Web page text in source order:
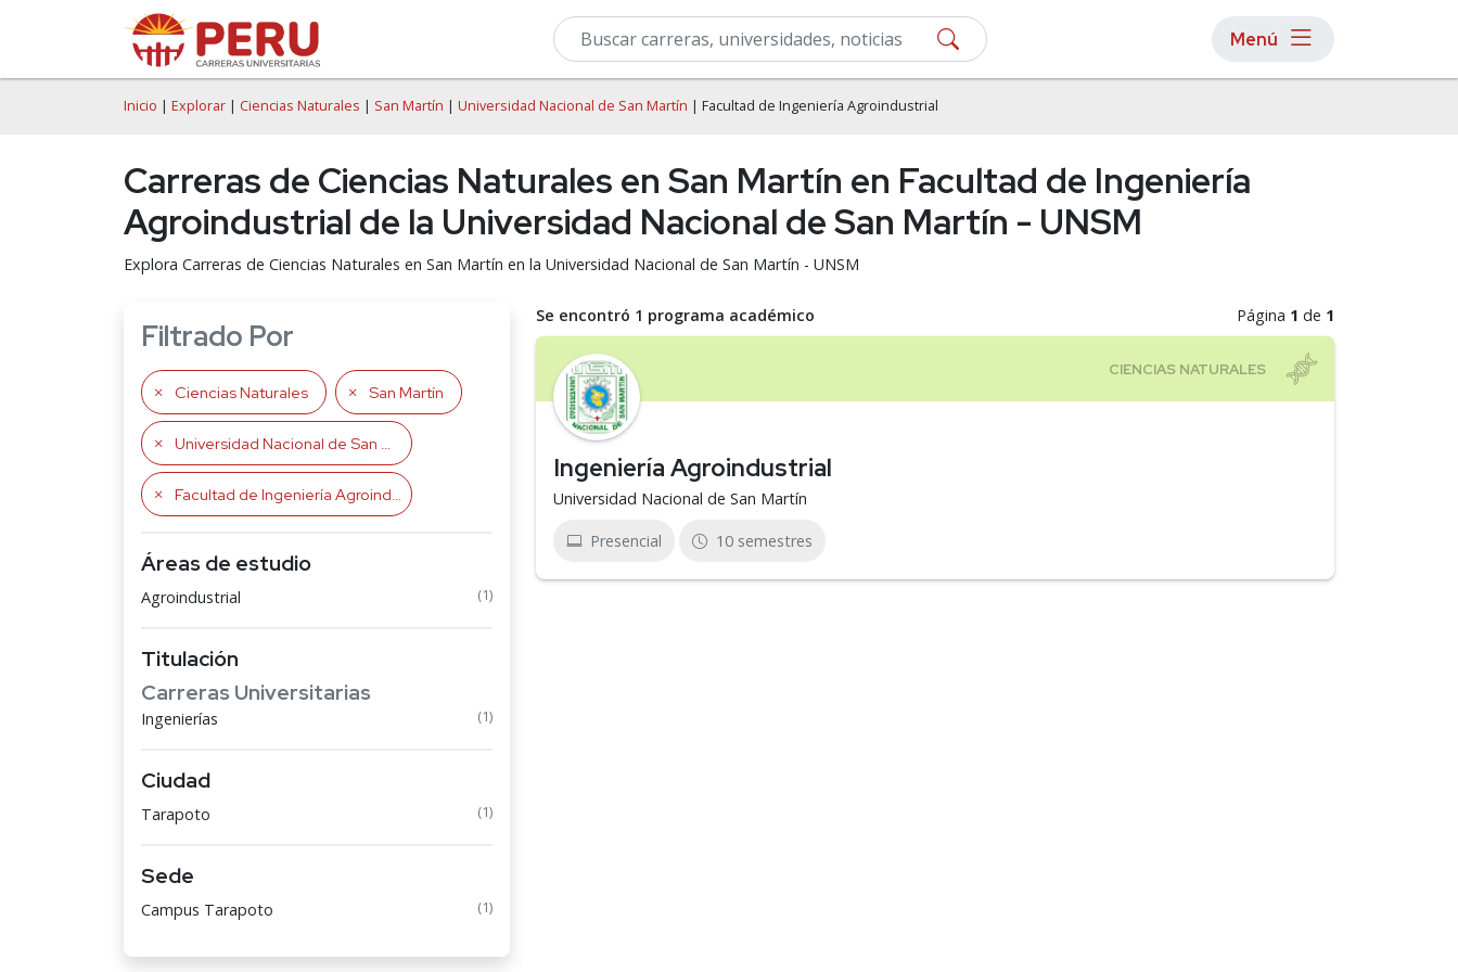
Menú
Inicio | Explorar | Ciencias Naturales | San Martín | Universidad Nacional de San Martín | Facultad de Ingeniería Agroindustrial
Carreras de Ciencias Naturales en San Martín en Facultad de Ingeniería
Agroindustrial de la Universidad Nacional de San Martín - UNSM
Explora Carreras de Ciencias Naturales en San Martín en la Universidad Nacional de San Martín - UNSM
Filtrado Por
Ciencias Naturales San Martín
Universidad Nacional de San Martín
Facultad de Ingeniería Agroindustrial
Áreas de estudio
Agroindustrial (1)
Titulación
Carreras Universitarias
Ingenierías (1)
Ciudad
Tarapoto (1)
Sede
Campus Tarapoto (1)
Se encontró 1 programa académico Página 1 de 1
Ingeniería Agroindustrial
Universidad Nacional de San Martín
Presencial 10 semestres